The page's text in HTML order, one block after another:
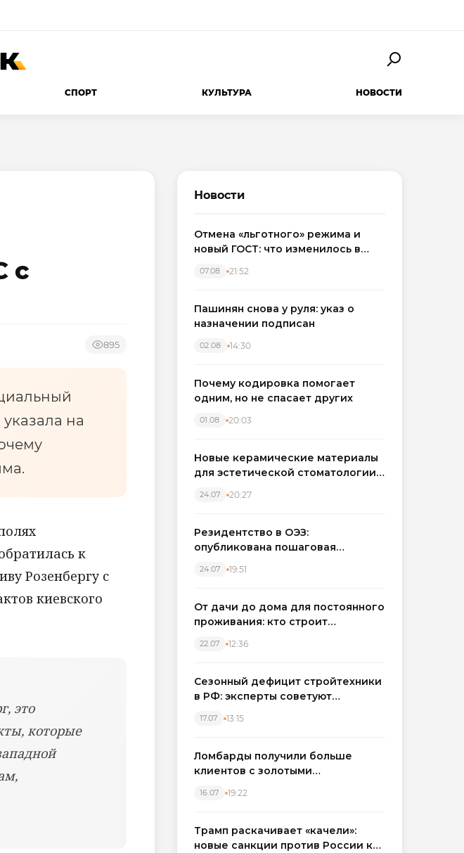
СПОРТ КУЛЬТУРА НОВОСТИ
с
895
на
к
Розенбергу с
киевского
это
которые
Новости
Отмена «льготного» режима и
новый ГОСТ: что изменилось в
07.08 21:52
Пашинян снова у руля: указ о
назначении подписан
02.08 14:30
Почему кодировка помогает
одним, но не спасает других
01.08 20:03
Новые керамические материалы
для эстетической стоматологии
24.07 20:27
Резидентство в ОЭЗ:
опубликована пошаговая
налоговых льгот для инвесторов
24.07 19:51
От дачи до дома для постоянного
проживания: кто строит
Западном регионе
22.07 12:36
Сезонный дефицит стройтехники
в РФ: эксперты советуют
17.07 13:15
Ломбарды получили больше
клиентов с золотыми
вырос на фоне подорожания
16.07 19:22
Трамп раскачивает «качели»:
новые санкции против России как